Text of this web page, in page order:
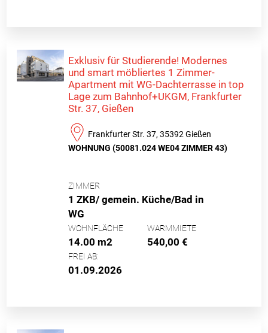
Exklusiv für Studierende! Modernes
und smart möbliertes 1 Zimmer-
Apartment mit WG-Dachterrasse in top
Lage zum Bahnhof+UKGM, Frankfurter
Str. 37, Gießen
Frankfurter Str. 37, 35392 Gießen
WOHNUNG (50081.024 WE04 ZIMMER 43)
ZIMMER
1 ZKB/ gemein. Küche/Bad in
WG
WOHNFLÄCHE
14.00 m2
WARMMIETE
540,00 €
FREI AB:
01.09.2026